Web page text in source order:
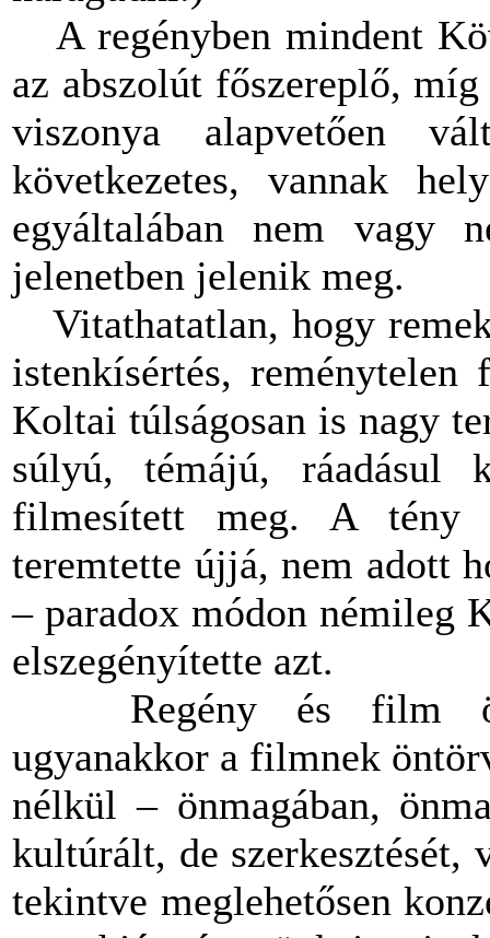
A regényben mindent
az abszolút főszereplő,
viszonya alapvetően
következetes, vannak
egyáltalában nem
jelenetben jelenik meg.
Vitathatatlan, hogy
istenkísértés,
Koltai túlságosan is nagy
súlyú, témájú, ráadásul
filmesített meg. A tény
teremtette újjá, nem adott
– paradox módon némileg
elszegényítette azt.
Regény és film
ugyanakkor a filmnek
nélkül – önmagában,
kultúrált, de szerkesztését,
tekintve meglehetősen